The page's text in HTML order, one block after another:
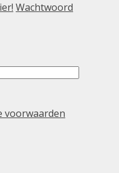
Wachtwoord
voorwaarden